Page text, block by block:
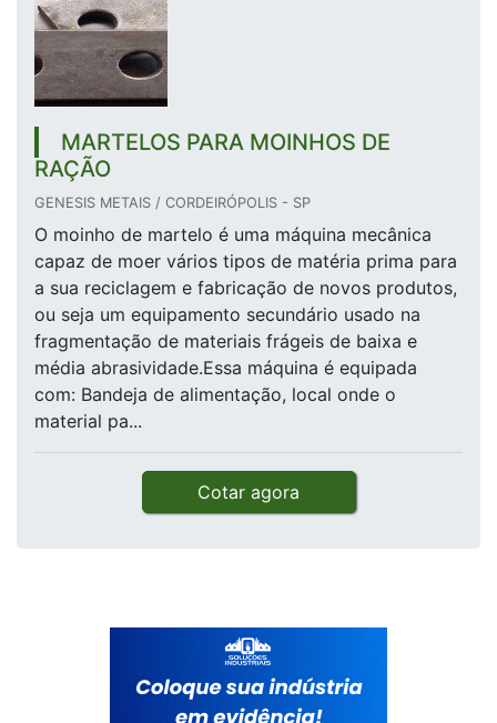
MARTELOS PARA MOINHOS DE
RAÇÃO
GENESIS METAIS / CORDEIRÓPOLIS - SP
O moinho de martelo é uma máquina mecânica
capaz de moer vários tipos de matéria prima para
a sua reciclagem e fabricação de novos produtos,
ou seja um equipamento secundário usado na
fragmentação de materiais frágeis de baixa e
média abrasividade.Essa máquina é equipada
com: Bandeja de alimentação, local onde o
material pa...
Cotar agora